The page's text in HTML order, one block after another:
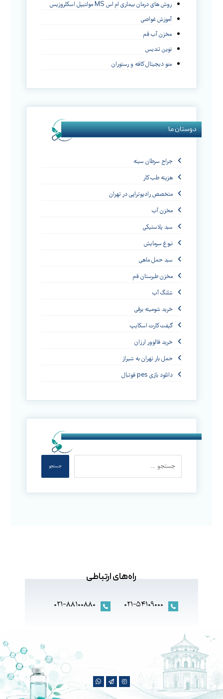
روش های درمان بیماری ام اس MS مولتیپل اسکلروزیس
آموزش غواصی
مخزن آب قم
نوین تندیس
منو دیجیتال کافه و رستوران
دوستان ما
جراح سرطان سینه
هزینه طب کار
متخصص رادیوتراپی در تهران
مخزن آب
سبد پلاستیکی
نبوغ سرمایش
سبد حمل ماهی
مخزن طبرستان قم
شلنگ آب
خرید شومینه برقی
گیفت کارت اسکایپ
خرید فالوور ارزان
حمل بار تهران به شیراز
دانلود بازی pes فوتبال
جستجو
راه‌های ارتباطی
۰۲۱-۵۴۱۰۹۰۰۰ ۰۲۱-۸۸۱۰۰۸۸۰